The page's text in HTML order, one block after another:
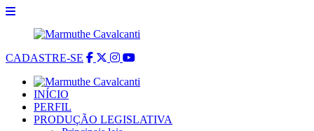
CADASTRE-SE
INÍCIO
PERFIL
PRODUÇÃO LEGISLATIVA